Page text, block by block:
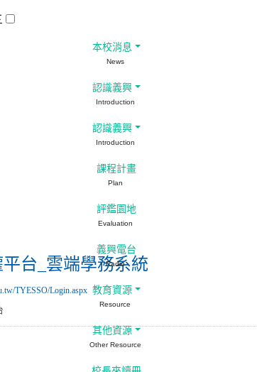
教師專區
台_雲端學務系統
TYESSO/Login.aspx
本校消息
News
認識義興
Introduction
認識義興
Introduction
課程計畫
Plan
評鑑園地
Evaluation
義興電台
Radio
教育資源
Resource
其他資源
Other Resource